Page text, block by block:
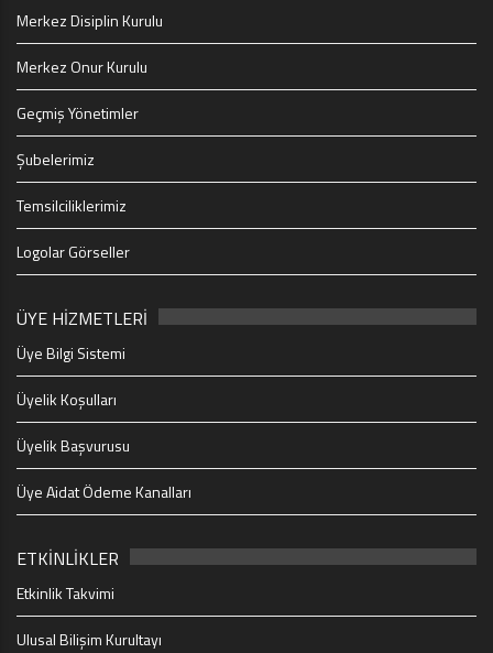
Merkez Disiplin Kurulu
Merkez Onur Kurulu
Geçmiş Yönetimler
Şubelerimiz
Temsilciliklerimiz
Logolar Görseller
ÜYE HİZMETLERİ
Üye Bilgi Sistemi
Üyelik Koşulları
Üyelik Başvurusu
Üye Aidat Ödeme Kanalları
ETKİNLİKLER
Etkinlik Takvimi
Ulusal Bilişim Kurultayı